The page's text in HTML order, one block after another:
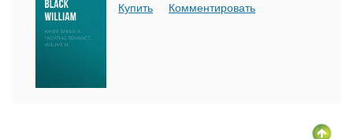
Купить Комментировать